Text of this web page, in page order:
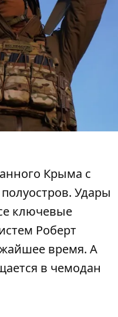
Крыма с
Удары
ключевые
Роберт
время. А
в чемодан